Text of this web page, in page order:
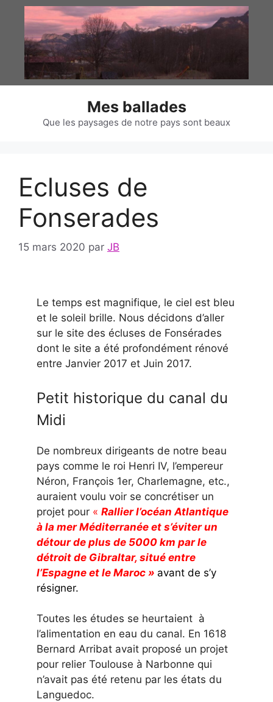
contenu
Mes ballades
Que les paysages de notre pays sont beaux
Ecluses de
Fonserades
15 mars 2020 par JB
Le temps est magnifique, le ciel est bleu
et le soleil brille. Nous décidons d’aller
sur le site des écluses de Fonsérades
dont le site a été profondément rénové
entre Janvier 2017 et Juin 2017.
Petit historique du canal du
Midi
De nombreux dirigeants de notre beau
pays comme le roi Henri IV, l’empereur
Néron, François 1er, Charlemagne, etc.,
auraient voulu voir se concrétiser un
projet pour « Rallier l’océan Atlantique
à la mer Méditerranée et s’éviter un
détour de plus de 5000 km par le
détroit de Gibraltar, situé entre
l’Espagne et le Maroc » avant de s’y
résigner.
Toutes les études se heurtaient à
l’alimentation en eau du canal. En 1618
Bernard Arribat avait proposé un projet
pour relier Toulouse à Narbonne qui
n’avait pas été retenu par les états du
Languedoc.